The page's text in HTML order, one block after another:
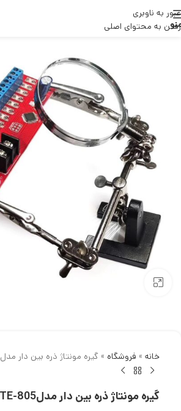
عبور به ناوبری
رفتن به محتوای اصلی
خانه » فروشگاه » گیره مونتاژ ذره بین دار مدلTE-805
گیره مونتاژ ذره بین دار مدلTE-805